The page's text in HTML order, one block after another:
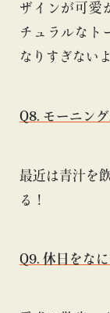
ザインが可愛
チュラルなト
なりすぎない
Q8. モーニン
最近は青汁を
る！
Q9. 休日をな